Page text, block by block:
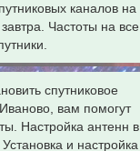
каналов на
Частоты на все
спутниковое
вам помогут
Настройка антенн в
и настройка